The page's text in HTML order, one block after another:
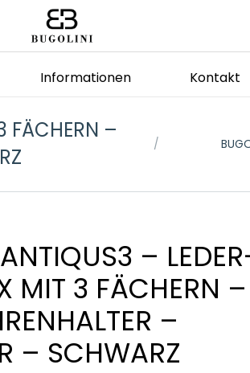
Informationen Kontakt
FÄCHERN –
–
MIT 3 FÄCHERN –
–
– SCHWARZ